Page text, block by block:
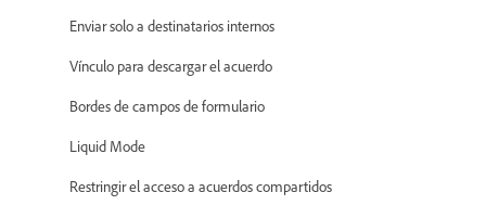
Enviar solo a destinatarios internos
Vínculo para descargar el acuerdo
Bordes de campos de formulario
Liquid Mode
Restringir el acceso a acuerdos compartidos